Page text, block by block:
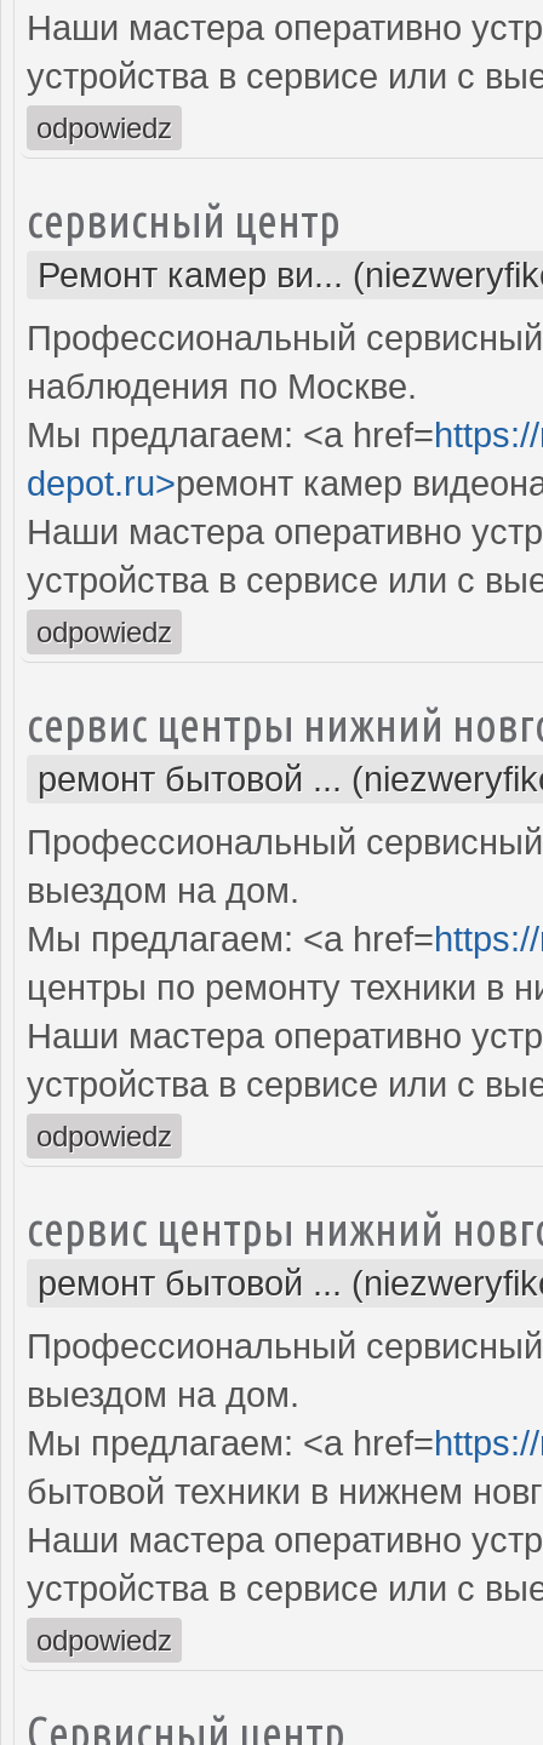
Наши мастера оперативно
устройства в сервисе или с
odpowiedz
сервисный центр
Ремонт камер ви...
Профессиональный
наблюдения по Москве.
Мы предлагаем: <a href=
depot.ru>ремонт камер
Наши мастера оперативно
устройства в сервисе или с
odpowiedz
сервис центры нижний
ремонт бытовой ...
Профессиональный
выездом на дом.
Мы предлагаем: <a href=
центры по ремонту техники в
Наши мастера оперативно
устройства в сервисе или с
odpowiedz
сервис центры нижний
ремонт бытовой ...
Профессиональный
выездом на дом.
Мы предлагаем: <a href=
бытовой техники в нижнем
Наши мастера оперативно
устройства в сервисе или с
odpowiedz
Сервисный центр